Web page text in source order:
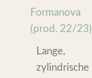
Formanova
(prod. 22/23)
Lange,
zylindrische